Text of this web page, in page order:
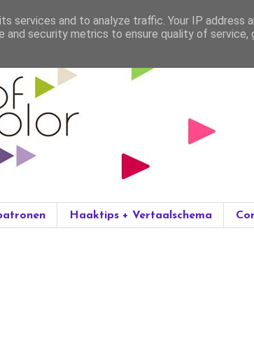
Haaktips + Vertaalschema
services and to analyze traffic. Your IP address
and security metrics to ensure quality of service,